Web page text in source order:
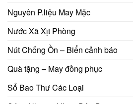
Nguyên P.liệu May Mặc
Nước Xã Xịt Phòng
Nút Chống Ồn – Biển cảnh báo
Quà tặng – May đồng phục
Sổ Bao Thư Các Loại